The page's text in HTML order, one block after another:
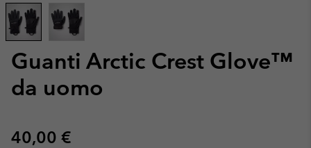
Guanti Arctic Crest Glove™
da uomo
Regular price:
40,00 €